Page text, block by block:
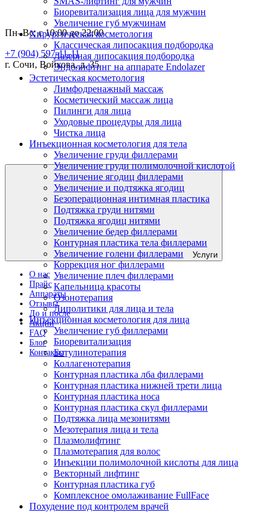
Пн–Вс: с 10:00 до 22:00
+7 (904) 597-11-11
г. Сочи, Войкова, д. 35
Услуги
О нас
Прайс
Аппараты
Отзывы
До и после
Акции
FAQ
Блог
Контакты
Биоревитализация лица для мужчин
Увеличение губ мужчинам
Хирургическая косметология
Классическая липосакция подбородка
Лазерная липосакция подбородка
Эндолифтинг на аппарате Endolazer
Эстетическая косметология
Лимфодренажный массаж
Косметический массаж лица
Пилинги для лица
Уходовые процедуры для лица
Чистка лица
Инъекционная косметология для тела
Увеличение груди филлерами
Увеличение груди полимолочной кислотой
Увеличение ягодиц филлерами
Увеличение и подтяжка ягодиц
Безоперационная интимная пластика
Подтяжка груди нитями
Подтяжка ягодиц нитями
Увеличение бедер филлерами
Контурная пластика тела филлерами
Увеличение голени филлерами
Коррекция ног филлерами
Увеличение плеч филлерами
Капельница красоты
Озонотерапия
Липолитики для лица и тела
Инъекционная косметология для лица
Увеличение губ филлерами
Биоревитализация
Ботулинотерапия
Коллагенотерапия
Контурная пластика лба филлерами
Контурная пластика нижней трети лица
Контурная пластика носа
Контурная пластика скул филлерами
Подтяжка лица мезонитями
Мезотерапия лица и тела
Плазмолифтинг
Плазмотерапия для волос
Инъекции полимолочной кислоты для лица
Векторный лифтинг
Контурная пластика губ
Комплексное омолаживание FullFace
Похудение под контролем врачей